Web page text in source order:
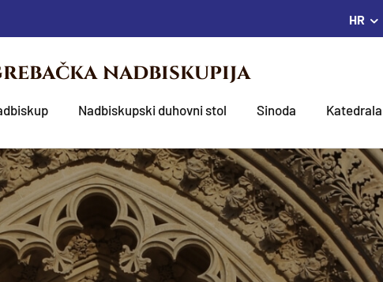
HR
nadbiskupija
Nadbiskupski duhovni stol Sinoda Katedrala